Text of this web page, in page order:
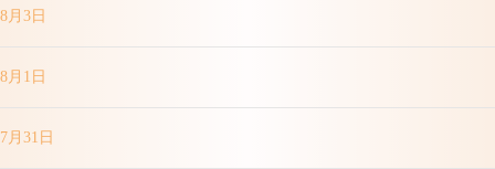
8月3日
8月1日
7月31日